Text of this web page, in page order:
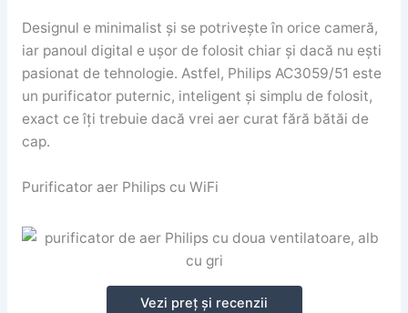
Designul e minimalist și se potrivește în orice cameră,
iar panoul digital e ușor de folosit chiar și dacă nu ești
pasionat de tehnologie. Astfel, Philips AC3059/51 este
un purificator puternic, inteligent și simplu de folosit,
exact ce îți trebuie dacă vrei aer curat fără bătăi de
cap.
Purificator aer Philips cu WiFi
Vezi preț și recenzii